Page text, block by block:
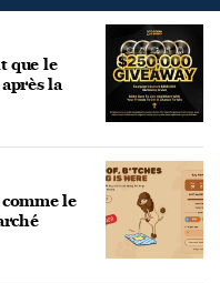
que le
la
le